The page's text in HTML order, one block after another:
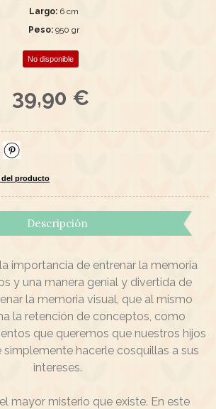
Largo: 6 cm
Peso: 950 gr
No disponible
39,90 €
del producto
Descripción
importancia de entrenar la memoria
y una manera genial y divertida de
la memoria visual, que al mismo
la retención de conceptos, como
que queremos que nuestros hijos
simplemente hacerle cosquillas a sus
intereses.
mayor misterio que existe. En este